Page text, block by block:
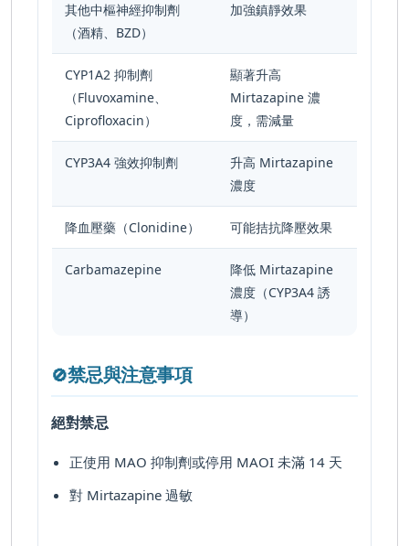
其他中樞神經抑制劑
（酒精、BZD）
加強鎮靜效果
CYP1A2 抑制劑
（Fluvoxamine、
Ciprofloxacin）
顯著升高
Mirtazapine 濃
度，需減量
CYP3A4 強效抑制劑
升高 Mirtazapine
濃度
降血壓藥（Clonidine） 可能拮抗降壓效果
Carbamazepine
降低 Mirtazapine
濃度（CYP3A4 誘
導）
🚫禁忌與注意事項
絕對禁忌
正使用 MAO 抑制劑或停用 MAOI 未滿 14 天
對 Mirtazapine 過敏